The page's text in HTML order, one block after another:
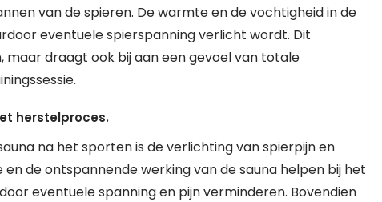
van de spieren. De warmte en de vochtigheid in de
eventuele spierspanning verlicht wordt. Dit
draagt ook bij aan een gevoel van totale
herstelproces.
na het sporten is de verlichting van spierpijn en
de ontspannende werking van de sauna helpen bij het
eventuele spanning en pijn verminderen. Bovendien